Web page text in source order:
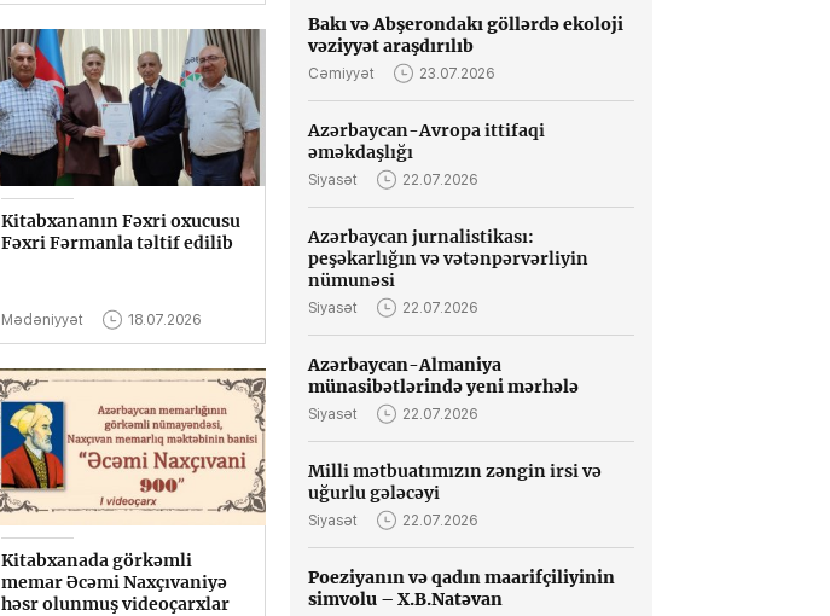
Kitabxananın Fəxri oxucusu
Fəxri Fərmanla təltif edilib
Mədəniyyət 18.07.2026
Kitabxanada görkəmli
memar Əcəmi Naxçıvaniyə
həsr olunmuş videoçarxlar
Bakı və Abşerondakı göllərdə ekoloji
vəziyyət araşdırılıb
Cəmiyyət 23.07.2026
Azərbaycan-Avropa ittifaqi
əməkdaşlığı
Siyasət 22.07.2026
Azərbaycan jurnalistikası:
peşəkarlığın və vətənpərvərliyin
nümunəsi
Siyasət 22.07.2026
Azərbaycan-Almaniya
münasibətlərində yeni mərhələ
Siyasət 22.07.2026
Milli mətbuatımızın zəngin irsi və
uğurlu gələcəyi
Siyasət 22.07.2026
Poeziyanın və qadın maarifçiliyinin
simvolu – X.B.Natəvan